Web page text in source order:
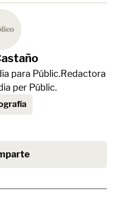
para Públic.Redactora
per Públic.